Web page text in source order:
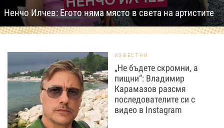
Ненчо Илчев: Егото няма място в света на артистите
ИЗВЕСТНИ
„Не бъдете скромни, а
пищни“: Владимир
Карамазов разсмя
последователите си с
видео в Instagram